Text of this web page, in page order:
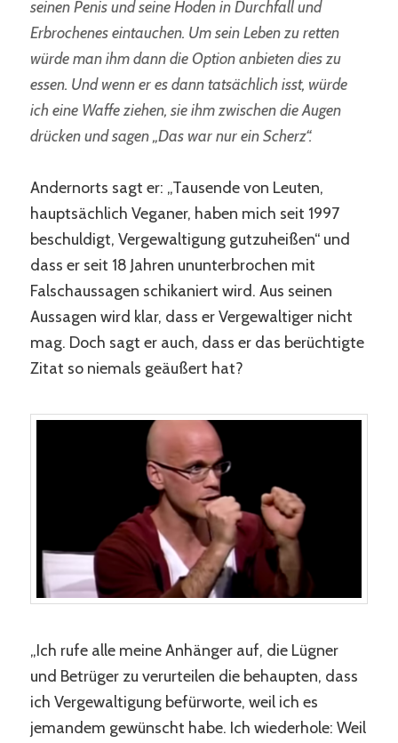
seinen Penis und seine Hoden in Durchfall und
Erbrochenes eintauchen. Um sein Leben zu retten
würde man ihm dann die Option anbieten dies zu
essen. Und wenn er es dann tatsächlich isst, würde
ich eine Waffe ziehen, sie ihm zwischen die Augen
drücken und sagen „Das war nur ein Scherz“.
Andernorts sagt er: „Tausende von Leuten,
hauptsächlich Veganer, haben mich seit 1997
beschuldigt, Vergewaltigung gutzuheißen“ und
dass er seit 18 Jahren ununterbrochen mit
Falschaussagen schikaniert wird. Aus seinen
Aussagen wird klar, dass er Vergewaltiger nicht
mag. Doch sagt er auch, dass er das berüchtigte
Zitat so niemals geäußert hat?
„Ich rufe alle meine Anhänger auf, die Lügner
und Betrüger zu verurteilen die behaupten, dass
ich Vergewaltigung befürworte, weil ich es
jemandem gewünscht habe. Ich wiederhole: Weil